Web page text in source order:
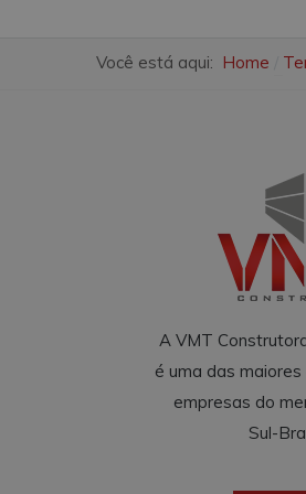
Você está aqui: Home
A VMT
é uma das
empresas do
Sul-